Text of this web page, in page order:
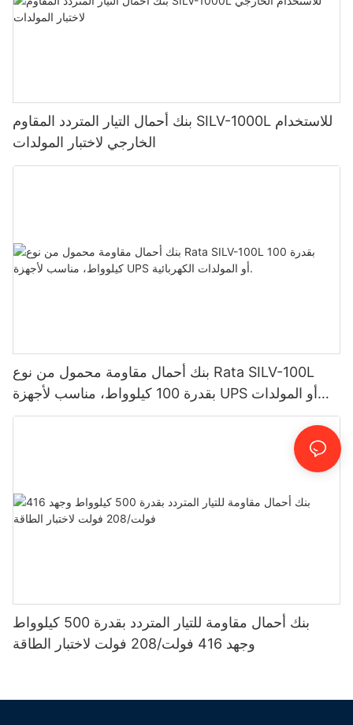
بنك أحمال التيار المتردد المقاوم SILV-1000L للاستخدام
الخارجي لاختبار المولدات
بنك أحمال مقاومة محمول من نوع Rata SILV-100L
بقدرة 100 كيلوواط، مناسب لأجهزة UPS أو المولدات
الكهربائية.
بنك أحمال مقاومة للتيار المتردد بقدرة 500 كيلوواط
وجهد 416 فولت/208 فولت لاختبار الطاقة